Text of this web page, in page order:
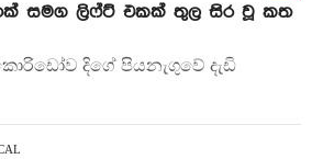
සමග ලිෆ්ට් එකක් තුල සිර වූ කත
දිගේ පියනැගුවේ දැඩි